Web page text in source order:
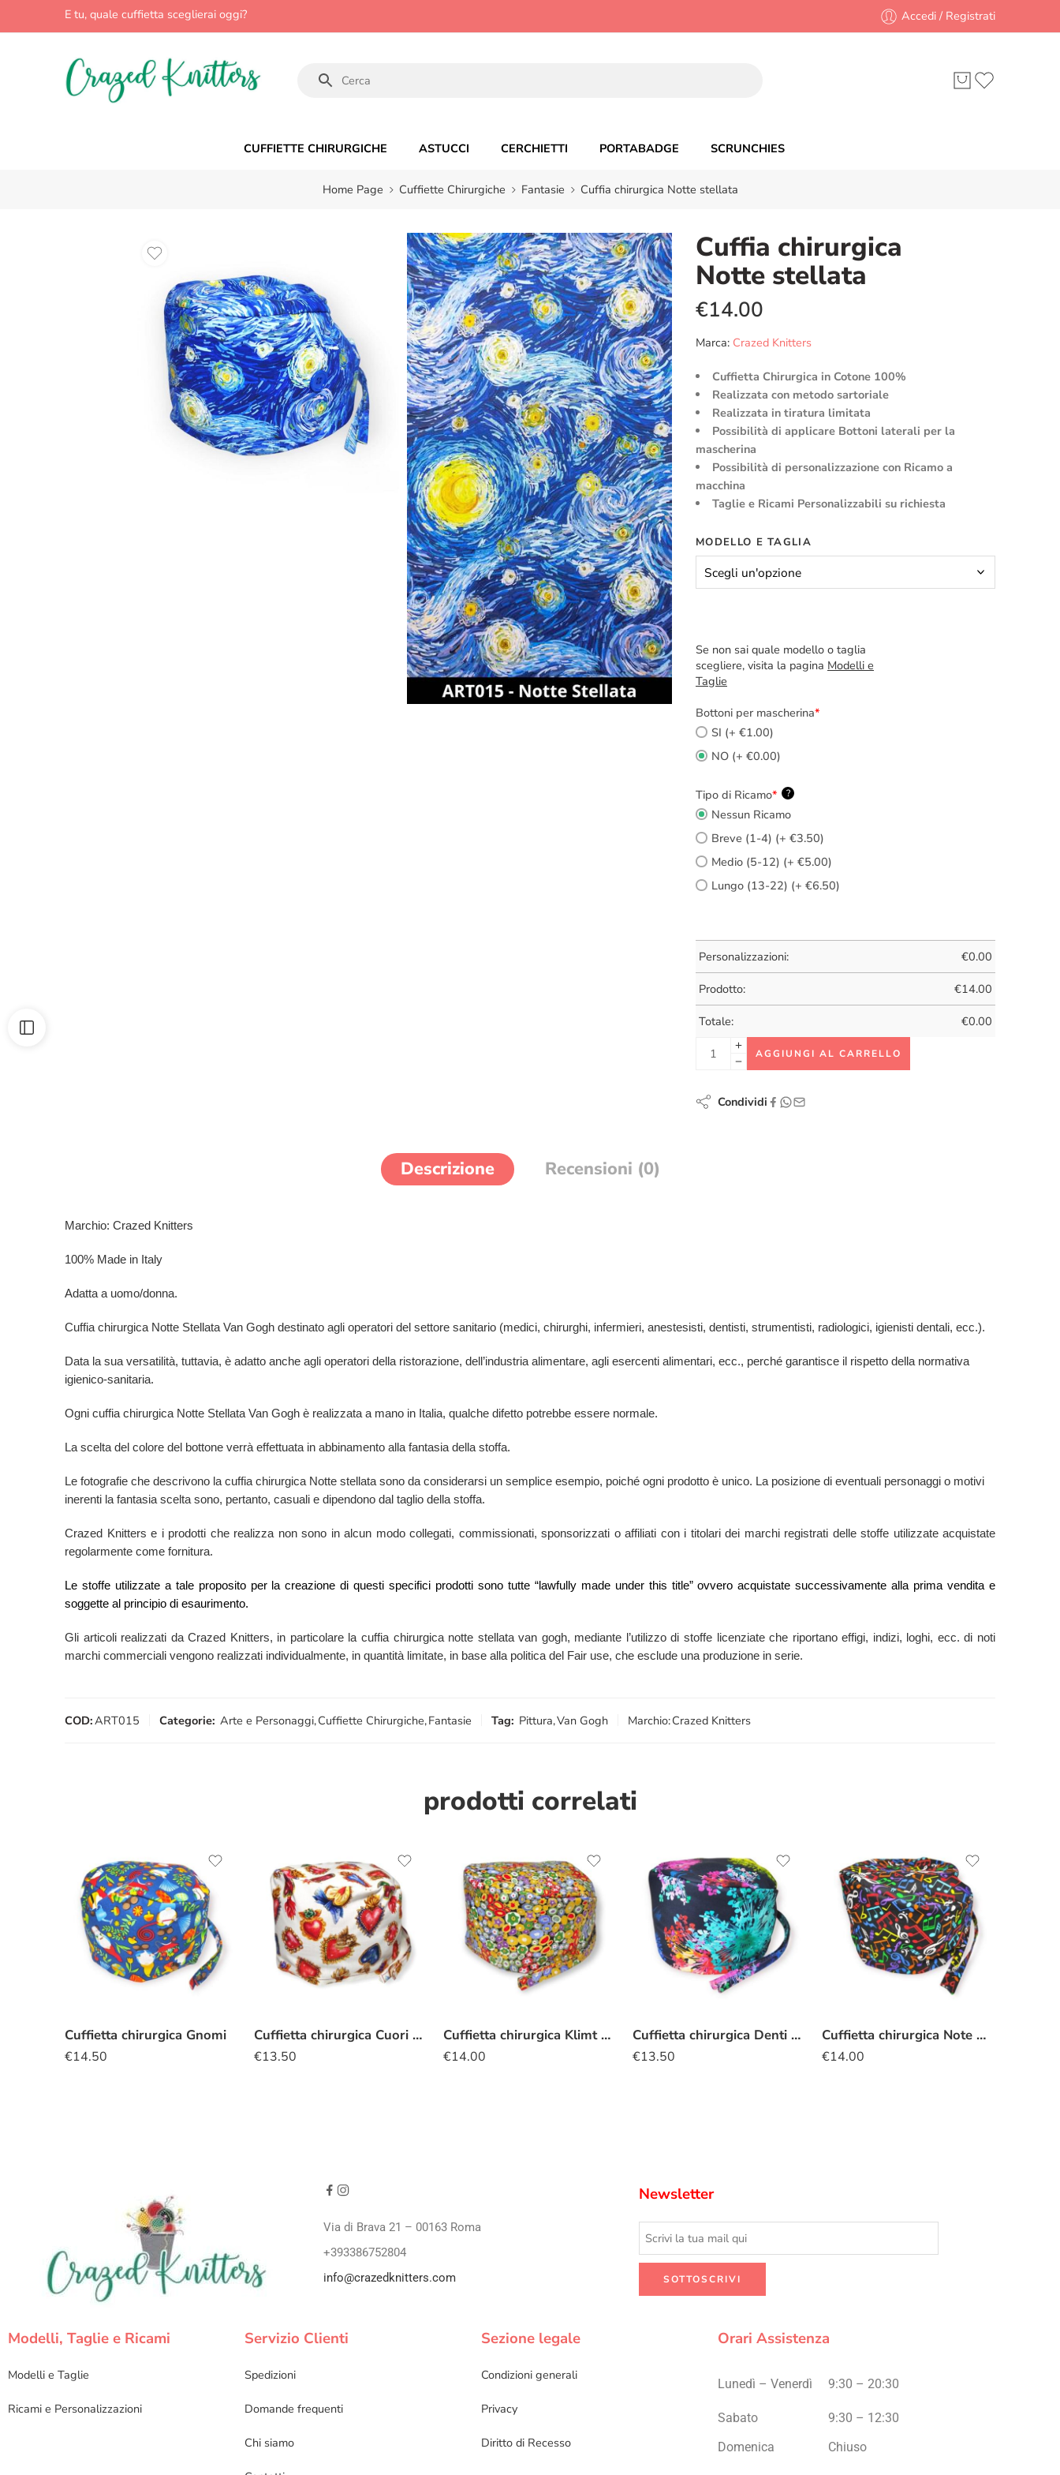
E tu, quale cuffietta sceglierai oggi? Accedi / Registrati
CUFFIETTE CHIRURGICHE ASTUCCI CERCHIETTI PORTABADGE SCRUNCHIES
Home Page Cuffiette Chirurgiche Fantasie Cuffia chirurgica Notte stellata
Cuffia chirurgica
Notte stellata
€14.00
Marca: Crazed Knitters
Cuffietta Chirurgica in Cotone 100%
Realizzata con metodo sartoriale
Realizzata in tiratura limitata
Possibilità di applicare Bottoni laterali per la
mascherina
Possibilità di personalizzazione con Ricamo a
macchina
Taglie e Ricami Personalizzabili su richiesta
MODELLO E TAGLIA
Se non sai quale modello o taglia
scegliere, visita la pagina Modelli e
Taglie
Bottoni per mascherina*
SI (+ €1.00)
NO (+ €0.00)
Tipo di Ricamo* ?
Nessun Ricamo
Breve (1-4) (+ €3.50)
Medio (5-12) (+ €5.00)
Lungo (13-22) (+ €6.50)
Personalizzazioni: €0.00
Prodotto: €14.00
Totale: €0.00
AGGIUNGI AL CARRELLO
Condividi
Descrizione Recensioni (0)
Marchio: Crazed Knitters
100% Made in Italy
Adatta a uomo/donna.
Cuffia chirurgica Notte Stellata Van Gogh destinato agli operatori del settore sanitario (medici, chirurghi, infermieri, anestesisti, dentisti, strumentisti, radiologici, igienisti dentali, ecc.).
Data la sua versatilità, tuttavia, è adatto anche agli operatori della ristorazione, dell’industria alimentare, agli esercenti alimentari, ecc., perché garantisce il rispetto della normativa
igienico-sanitaria.
Ogni cuffia chirurgica Notte Stellata Van Gogh è realizzata a mano in Italia, qualche difetto potrebbe essere normale.
La scelta del colore del bottone verrà effettuata in abbinamento alla fantasia della stoffa.
Le fotografie che descrivono la cuffia chirurgica Notte stellata sono da considerarsi un semplice esempio, poiché ogni prodotto è unico. La posizione di eventuali personaggi o motivi
inerenti la fantasia scelta sono, pertanto, casuali e dipendono dal taglio della stoffa.
Crazed Knitters e i prodotti che realizza non sono in alcun modo collegati, commissionati, sponsorizzati o affiliati con i titolari dei marchi registrati delle stoffe utilizzate acquistate
regolarmente come fornitura.
Le stoffe utilizzate a tale proposito per la creazione di questi specifici prodotti sono tutte “lawfully made under this title” ovvero acquistate successivamente alla prima vendita e
soggette al principio di esaurimento.
Gli articoli realizzati da Crazed Knitters, in particolare la cuffia chirurgica notte stellata van gogh, mediante l’utilizzo di stoffe licenziate che riportano effigi, indizi, loghi, ecc. di noti
marchi commerciali vengono realizzati individualmente, in quantità limitate, in base alla politica del Fair use, che esclude una produzione in serie.
COD:ART015 Categorie: Arte e Personaggi,Cuffiette Chirurgiche,Fantasie Tag: Pittura,Van Gogh Marchio:Crazed Knitters
prodotti correlati
Cuffietta chirurgica Gnomi
€14.50
Cuffietta chirurgica Cuori sacri bianco
€13.50
Cuffietta chirurgica Klimt millefiori
€14.00
Cuffietta chirurgica Denti di leone
€13.50
Cuffietta chirurgica Note musicali colorate
€14.00
Via di Brava 21 – 00163 Roma
+393386752804
info@crazedknitters.com
Newsletter
Modelli, Taglie e Ricami
Modelli e Taglie
Ricami e Personalizzazioni
Servizio Clienti
Spedizioni
Domande frequenti
Chi siamo
Sezione legale
Condizioni generali
Privacy
Diritto di Recesso
Orari Assistenza
Lunedì – Venerdì 9:30 – 20:30
Sabato 9:30 – 12:30
Domenica Chiuso